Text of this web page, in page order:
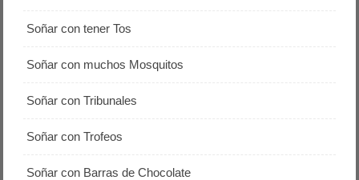
Soñar con tener Tos
Soñar con muchos Mosquitos
Soñar con Tribunales
Soñar con Trofeos
Soñar con Barras de Chocolate